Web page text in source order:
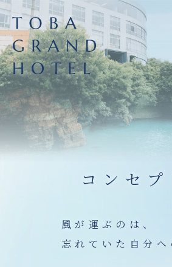
コンセプ
風が運ぶのは、
忘れていた自分